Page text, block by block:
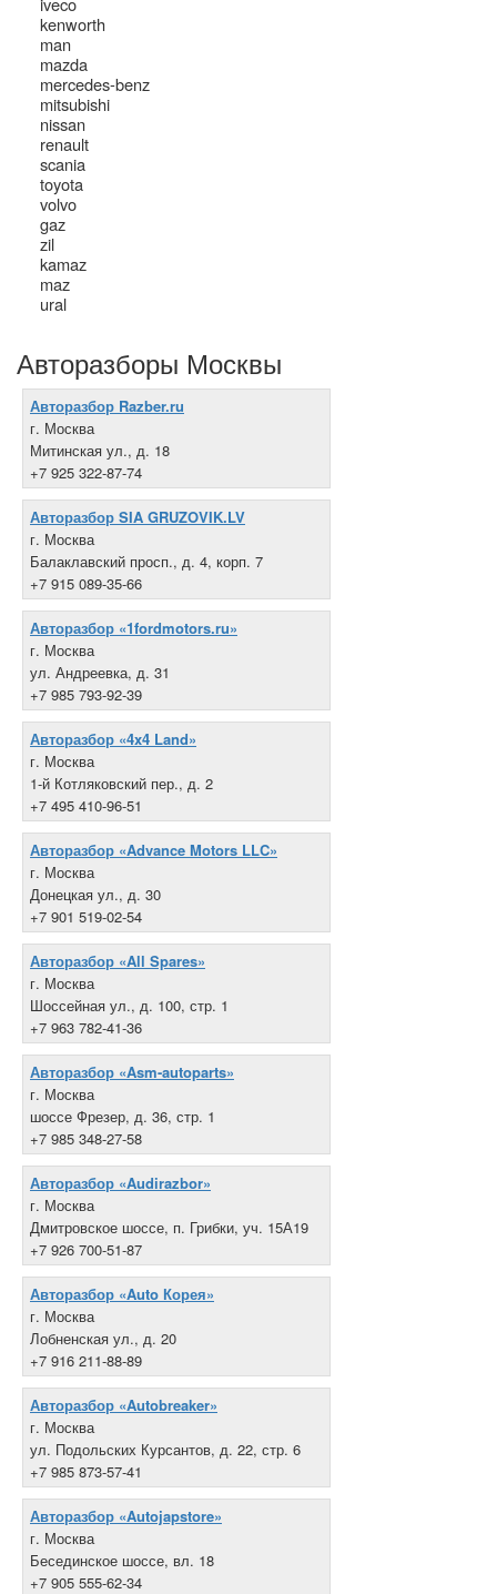
kenworth
man
mazda
mercedes-benz
mitsubishi
nissan
renault
scania
toyota
volvo
gaz
zil
kamaz
maz
ural
Авторазборы Москвы
Авторазбор Razber.ru
г. Москва
Митинская ул., д. 18
+7 925 322-87-74
Авторазбор SIA GRUZOVIK.LV
г. Москва
Балаклавский просп., д. 4, корп. 7
+7 915 089-35-66
Авторазбор «1fordmotors.ru»
г. Москва
ул. Андреевка, д. 31
+7 985 793-92-39
Авторазбор «4x4 Land»
г. Москва
1-й Котляковский пер., д. 2
+7 495 410-96-51
Авторазбор «Advance Motors LLC»
г. Москва
Донецкая ул., д. 30
+7 901 519-02-54
Авторазбор «All Spares»
г. Москва
Шоссейная ул., д. 100, стр. 1
+7 963 782-41-36
Авторазбор «Asm-autoparts»
г. Москва
шоссе Фрезер, д. 36, стр. 1
+7 985 348-27-58
Авторазбор «Audirazbor»
г. Москва
Дмитровское шоссе, п. Грибки, уч. 15А19
+7 926 700-51-87
Авторазбор «Auto Корея»
г. Москва
Лобненская ул., д. 20
+7 916 211-88-89
Авторазбор «Autobreaker»
г. Москва
ул. Подольских Курсантов, д. 22, стр. 6
+7 985 873-57-41
Авторазбор «Autojapstore»
г. Москва
Бесединское шоссе, вл. 18
+7 905 555-62-34